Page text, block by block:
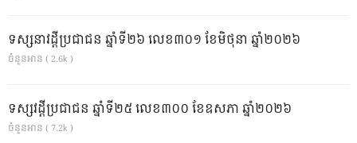
ទស្សនាវដ្ដីប្រជាជន ឆ្នាំទី២៦ លេខ៣០១ ខែមិថុនា ឆ្នាំ២០២៦
ចំនួនអាន ( 2.6k )
ទស្សវដ្តីប្រជាជន ឆ្នាំទី២៥ លេខ៣០០ ខែឧសភា ឆ្នាំ២០២៦
ចំនួនអាន ( 7.2k )